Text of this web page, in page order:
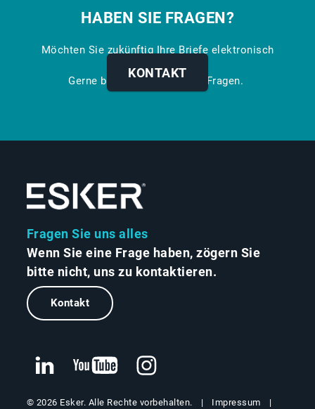
HABEN SIE FRAGEN?
Möchten Sie zukünftig Ihre Briefe elektronisch
verarbeiten?
Gerne beantworten wir Ihre Fragen.
KONTAKT
Fragen Sie uns alles
Wenn Sie eine Frage haben, zögern Sie
bitte nicht, uns zu kontaktieren.
Kontakt
© 2026 Esker. Alle Rechte vorbehalten. Impressum